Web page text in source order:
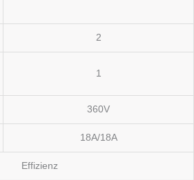
2
1
360V
18A/18A
Effizienz